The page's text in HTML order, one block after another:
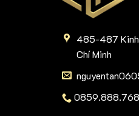
485-487 Kinh
Chí Minh
0859.888.768